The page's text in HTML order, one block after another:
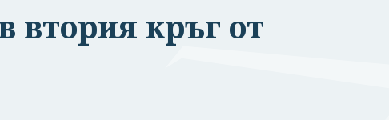
втория кръг от